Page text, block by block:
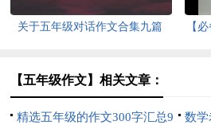
关于五年级对话作文合集九篇 【
【五年级作文】相关文章：
精选五年级的作文300字汇总9
数学